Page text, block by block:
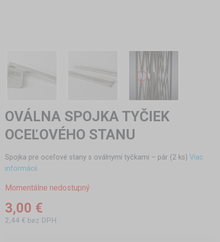
OVÁLNA SPOJKA TYČIEK
OCEĽOVÉHO STANU
Spojka pre oceľové stany s oválnymi tyčkami – pár (2 ks) Viac
informácií
Momentálne nedostupný
3,00 €
2,44 € bez DPH